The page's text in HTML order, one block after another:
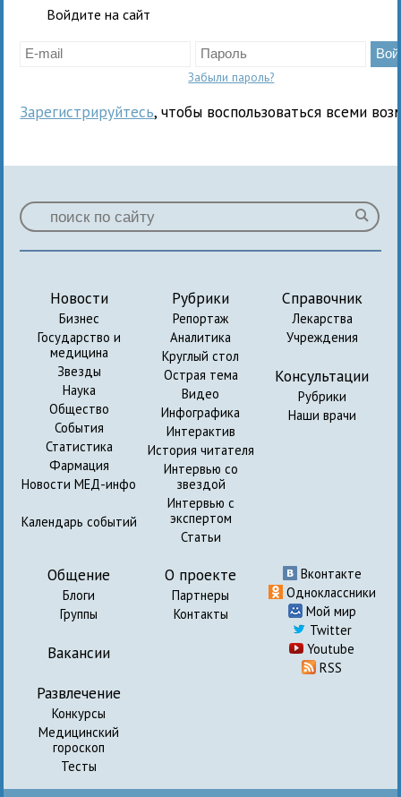
Войдите на сайт
Забыли пароль?
Зарегистрируйтесь, чтобы воспользоваться всеми
Новости
Бизнес
Государство и
медицина
Звезды
Наука
Общество
События
Статистика
Фармация
Новости МЕД-инфо
Календарь событий
Рубрики
Репортаж
Аналитика
Круглый стол
Острая тема
Видео
Инфографика
Интерактив
История читателя
Интервью со
звездой
Интервью с
экспертом
Статьи
Справочник
Лекарства
Учреждения
Консультации
Рубрики
Наши врачи
Общение
Блоги
Группы
Вакансии
Развлечение
Конкурсы
Медицинский
гороскоп
Тесты
О проекте
Партнеры
Контакты
Вконтакте
Одноклассники
Мой мир
Twitter
Youtube
RSS